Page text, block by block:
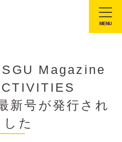
MENU
SGU Magazine
新号が発行され
した